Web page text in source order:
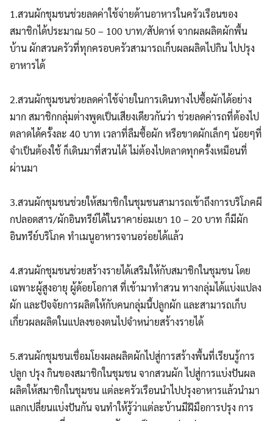
1.สวนผักชุมชนช่วยลดค่าใช้จ่ายด้านอาหารในครัวเรือนของ
สมาชิกได้ประมาณ 50 – 100 บาท/สัปดาห์ จากผลผลิตผักพื้น
บ้าน ผักสวนครัวที่ทุกครอบครัวสามารถเก็บผลผลิตไปกิน ไปปรุง
อาหารได้
2.สวนผักชุมชนช่วยลดค่าใช้จ่ายในการเดินทางไปซื้อผักได้อย่าง
มาก สมาชิกกลุ่มต่างพูดเป็นเสียงเดียวกันว่า ช่วยลดค่ารถที่ต้องไป
ตลาดได้ครั้งละ 40 บาท เวลาที่ลืมซื้อผัก หรือขาดผักเล็กๆ น้อยๆที่
จำเป็นต้องใช้ ก็เดินมาที่สวนได้ ไม่ต้องไปตลาดทุกครั้งเหมือนที่
ผ่านมา
3.สวนผักชุมชนช่วยให้สมาชิกในชุมชนสามารถเข้าถึงการบริโภคผี
กปลอดสาร/ผักอินทรีย์ได้ในราคาย่อมเยา 10 – 20 บาท ก็มีผัก
อินทรีย์บริโภค ทำเมนูอาหารจานอร่อยได้แล้ว
4.สวนผักชุมชนช่วยสร้างรายได้เสริมให้กับสมาชิกในชุมชน โดย
เฉพาะผู้สูงอายุ ผู้ด้อยโอกาส ที่เข้ามาทำสวน ทางกลุ่มได้แบ่งแปลง
ผัก และปัจจัยการผลิตให้กับคนกลุ่มนี้ปลูกผัก และสามารถเก็บ
เกี่ยวผลผลิตในแปลงของตนไปจำหน่ายสร้างรายได้
5.สวนผักชุมชนเชื่อมโยงผลผลิตผักไปสู่การสร้างพื้นที่เรียนรู้การ
ปลูก ปรุง กินของสมาชิกในชุมชน จากสวนผัก ไปสู่การแบ่งปันผล
ผลิตให้สมาชิกในชุมชน แต่ละครัวเรือนนำไปปรุงอาหารแล้วนำมา
แลกเปลี่ยนแบ่งปันกัน จนทำให้รู้ว่าแต่ละบ้านมีฝีมือการปรุง การ